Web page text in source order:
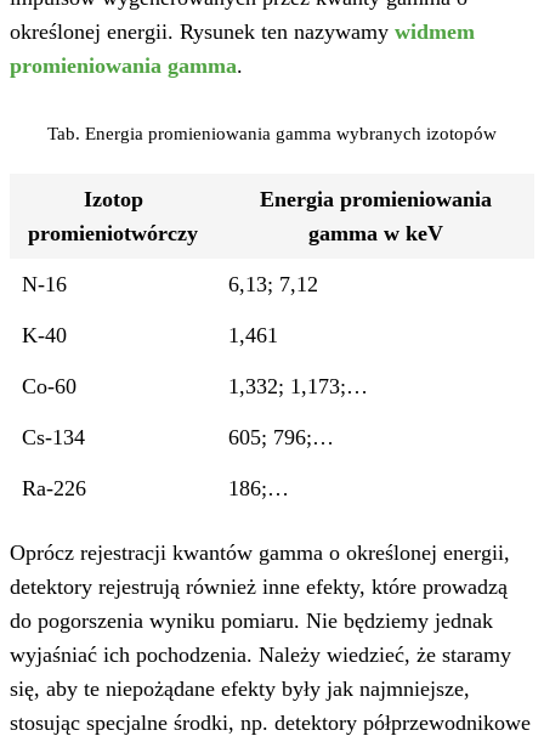
określonej energii. Rysunek ten nazywamy widmem
promieniowania gamma.
Tab. Energia promieniowania gamma wybranych izotopów
Izotop
promieniotwórczy
Energia promieniowania
gamma w keV
N-16 6,13; 7,12
K-40 1,461
Co-60 1,332; 1,173;…
Cs-134 605; 796;…
Ra-226 186;…
Oprócz rejestracji kwantów gamma o określonej energii,
detektory rejestrują również inne efekty, które prowadzą
do pogorszenia wyniku pomiaru. Nie będziemy jednak
wyjaśniać ich pochodzenia. Należy wiedzieć, że staramy
się, aby te niepożądane efekty były jak najmniejsze,
stosując specjalne środki, np. detektory półprzewodnikowe